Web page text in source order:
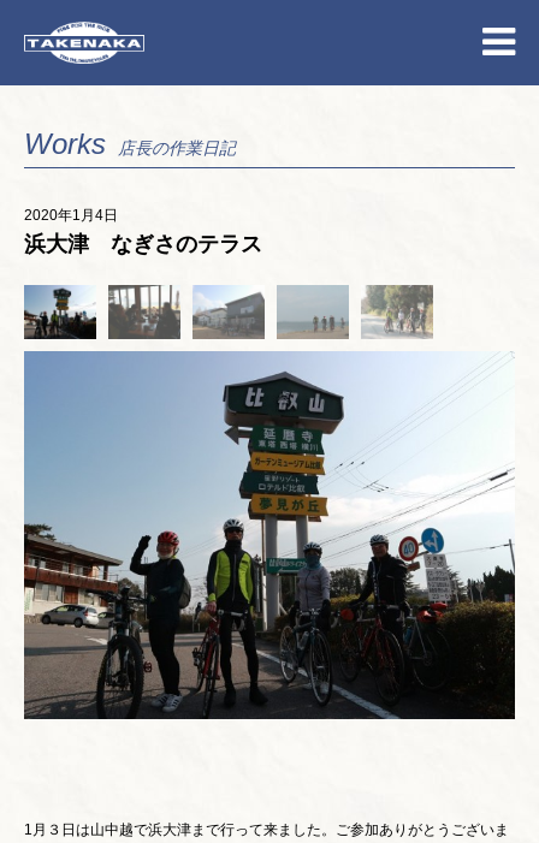
Works 店長の作業日記
2020年1月4日
浜大津 なぎさのテラス
1月３日は山中越で浜大津まで行って来ました。ご参加ありがとうございま